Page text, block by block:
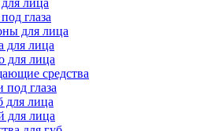
лица
глаза
для лица
для лица
для лица
средства
под глаза
для лица
для лица